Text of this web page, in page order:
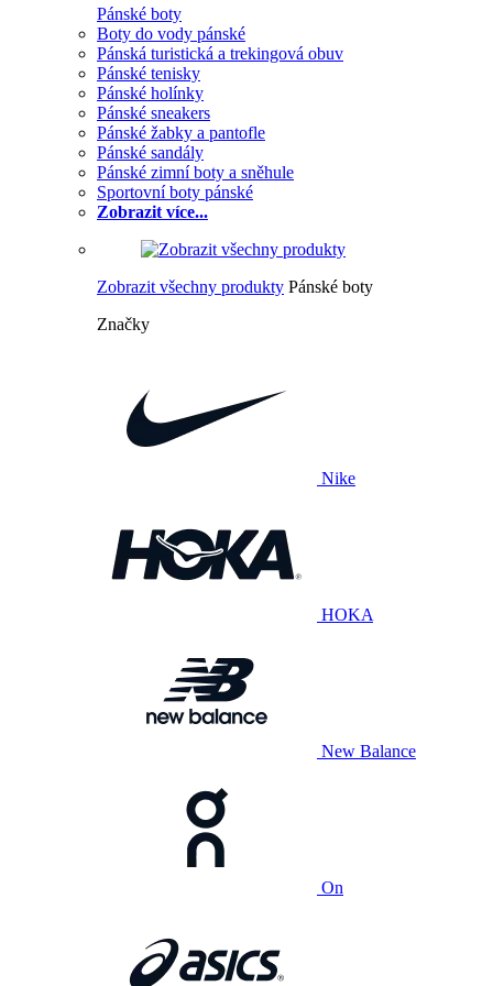
Pánské boty
Boty do vody pánské
Pánská turistická a trekingová obuv
Pánské tenisky
Pánské holínky
Pánské sneakers
Pánské žabky a pantofle
Pánské sandály
Pánské zimní boty a sněhule
Sportovní boty pánské
Zobrazit více...
Zobrazit všechny produkty Pánské boty
Značky
Nike
HOKA
New Balance
On